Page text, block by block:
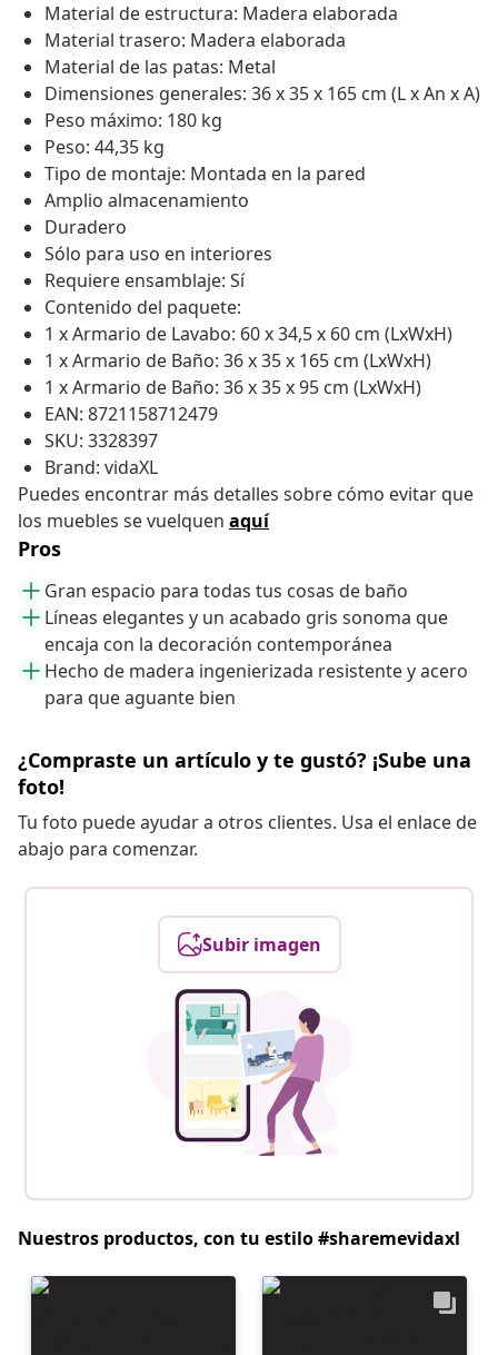
Material de estructura: Madera elaborada
Material trasero: Madera elaborada
Material de las patas: Metal
Dimensiones generales: 36 x 35 x 165 cm (L x An x A)
Peso máximo: 180 kg
Peso: 44,35 kg
Tipo de montaje: Montada en la pared
Amplio almacenamiento
Duradero
Sólo para uso en interiores
Requiere ensamblaje: Sí
Contenido del paquete:
1 x Armario de Lavabo: 60 x 34,5 x 60 cm (LxWxH)
1 x Armario de Baño: 36 x 35 x 165 cm (LxWxH)
1 x Armario de Baño: 36 x 35 x 95 cm (LxWxH)
EAN: 8721158712479
SKU: 3328397
Brand: vidaXL
Puedes encontrar más detalles sobre cómo evitar que
los muebles se vuelquen aquí
Pros
Gran espacio para todas tus cosas de baño
Líneas elegantes y un acabado gris sonoma que
encaja con la decoración contemporánea
Hecho de madera ingenierizada resistente y acero
para que aguante bien
¿Compraste un artículo y te gustó? ¡Sube una
foto!
Tu foto puede ayudar a otros clientes. Usa el enlace de
abajo para comenzar.
Subir imagen
Nuestros productos, con tu estilo #sharemevidaxl